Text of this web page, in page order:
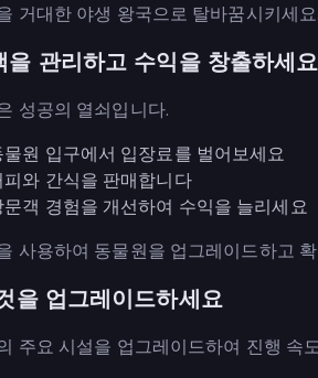
거대한 야생 왕국으로 탈바꿈시키세요.
을 관리하고 수익을 창출하세요
성공의 열쇠입니다.
물원 입구에서 입장료를 벌어보세요
피와 간식을 판매합니다
문객 경험을 개선하여 수익을 늘리세요
사용하여 동물원을 업그레이드하고
을 업그레이드하세요
주요 시설을 업그레이드하여 진행 속